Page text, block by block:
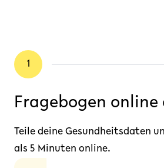
1
Fragebogen online
Teile deine Gesundheitsdaten
als 5 Minuten online.